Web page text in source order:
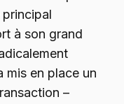
principal
à son grand
mis en place un
–